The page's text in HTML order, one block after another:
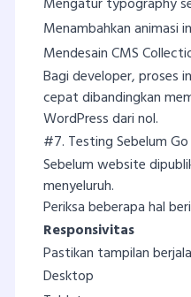
Menambahkan animasi
Mendesain CMS
Bagi developer, proses
cepat dibandingkan
WordPress dari nol.
#7. Testing Sebelum Go
Sebelum website
menyeluruh.
Periksa beberapa hal
Responsivitas
Pastikan tampilan
Desktop